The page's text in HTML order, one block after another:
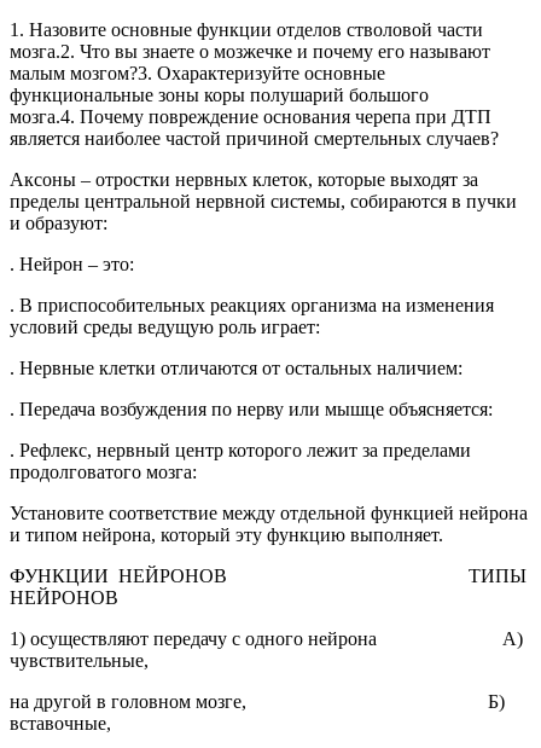
1. Назовите основные функции отделов стволовой части
мозга.2. Что вы знаете о мозжечке и почему его называют
малым мозгом?3. Охарактеризуйте основные
функциональные зоны коры полушарий большого
мозга.4. Почему повреждение основания черепа при ДТП
является наиболее частой причиной смертельных случаев?
Аксоны – отростки нервных клеток, которые выходят за
пределы центральной нервной системы, собираются в пучки
и образуют:
. Нейрон – это:
. В приспособительных реакциях организма на изменения
условий среды ведущую роль играет:
. Нервные клетки отличаются от остальных наличием:
. Передача возбуждения по нерву или мышце объясняется:
. Рефлекс, нервный центр которого лежит за пределами
продолговатого мозга:
Установите соответствие между отдельной функцией нейрона
и типом нейрона, который эту функцию выполняет.
ФУНКЦИИ НЕЙРОНОВ ТИПЫ
НЕЙРОНОВ
1) осуществляют передачу с одного нейрона А)
чувствительные,
на другой в головном мозге, Б)
вставочные,